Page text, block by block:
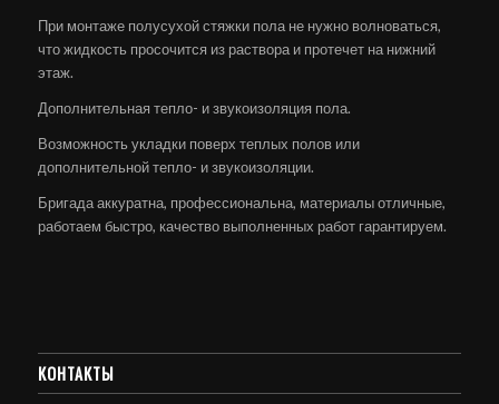
При монтаже полусухой стяжки пола не нужно волноваться,
что жидкость просочится из раствора и протечет на нижний
этаж.
Дополнительная тепло- и звукоизоляция пола.
Возможность укладки поверх теплых полов или
дополнительной тепло- и звукоизоляции.
Бригада аккуратна, профессиональна, материалы отличные,
работаем быстро, качество выполненных работ гарантируем.
КОНТАКТЫ